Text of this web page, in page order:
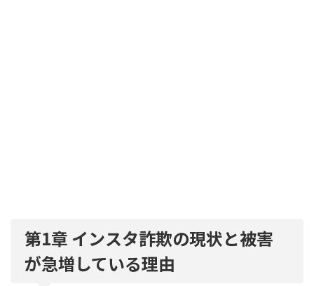
第1章 インスタ詐欺の現状と被害
が急増している理由